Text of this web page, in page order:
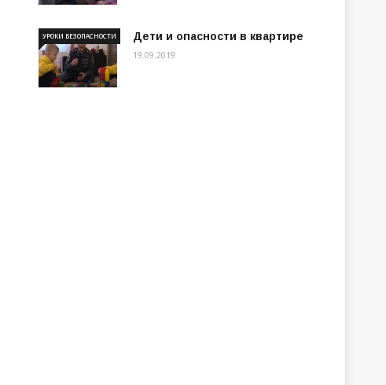
Дети и опасности в квартире
УРОКИ БЕЗОПАСНОСТИ
19.09.2019